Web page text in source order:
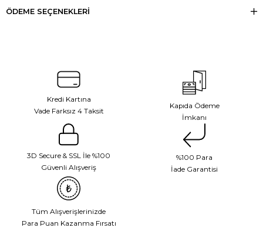
ÖDEME SEÇENEKLERI
Kredi Kartına
Vade Farksız 4 Taksit
Kapıda Ödeme
İmkanı
3D Secure & SSL İle %100
Güvenli Alışveriş
%100 Para
İade Garantisi
Tüm Alışverişlerinizde
Para Puan Kazanma Fırsatı